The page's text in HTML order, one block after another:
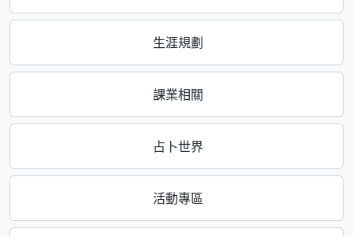
生涯規劃
課業相關
占卜世界
活動專區